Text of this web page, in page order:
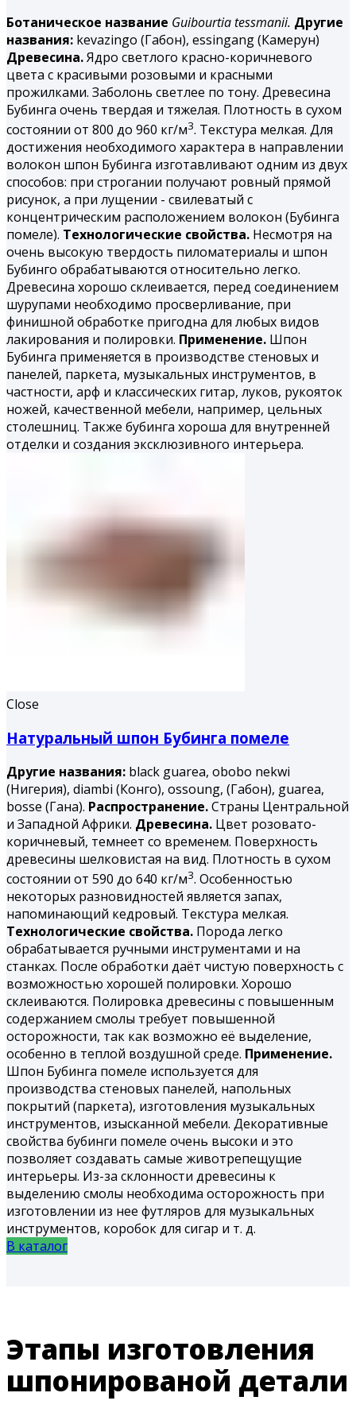
Ботаническое название Guibourtia tessmanii. Другие
названия: kevazingo (Габон), essingang (Камерун)
Древесина.Ядро светлого красно-коричневого
цвета с красивыми розовыми и красными
прожилками. Заболонь светлее по тону. Древесина
Бубинга очень твердая и тяжелая. Плотность в сухом
состоянии от 800 до 960 кг/м3. Текстура мелкая. Для
достижения необходимого характера в направлении
волокон шпон Бубинга изготавливают одним из двух
способов: при строгании получают ровный прямой
рисунок, а при лущении - свилеватый с
концентрическим расположением волокон (Бубинга
помеле). Технологические свойства. Несмотря на
очень высокую твердость пиломатериалы и шпон
Бубинго обрабатываются относительно легко.
Древесина хорошо склеивается, перед соединением
шурупами необходимо просверливание, при
финишной обработке пригодна для любых видов
лакирования и полировки. Применение. Шпон
Бубинга применяется в производстве стеновых и
панелей, паркета, музыкальных инструментов, в
частности, арф и классических гитар, луков, рукояток
ножей, качественной мебели, например, цельных
столешниц. Также бубинга хороша для внутренней
отделки и создания эксклюзивного интерьера.
Close
Натуральный шпон Бубинга помеле
Другие названия: black guarea, obobo nekwi
(Нигерия), diambi (Конго), ossoung, (Габон), guarea,
bosse (Гана). Распространение.Страны Центральной
и Западной Африки. Древесина. Цвет розовато-
коричневый, темнеет со временем. Поверхность
древесины шелковистая на вид. Плотность в сухом
состоянии от 590 до 640 кг/м3. Особенностью
некоторых разновидностей является запах,
напоминающий кедровый. Текстура мелкая.
Технологические свойства. Порода легко
обрабатывается ручными инструментами и на
станках. После обработки даёт чистую поверхность с
возможностью хорошей полировки. Хорошо
склеиваются. Полировка древесины с повышенным
содержанием смолы требует повышенной
осторожности, так как возможно её выделение,
особенно в теплой воздушной среде. Применение.
Шпон Бубинга помеле используется для
производства стеновых панелей, напольных
покрытий (паркета), изготовления музыкальных
инструментов, изысканной мебели. Декоративные
свойства бубинги помеле очень высоки и это
позволяет создавать самые животрепещущие
интерьеры. Из-за склонности древесины к
выделению смолы необходима осторожность при
изготовлении из нее футляров для музыкальных
инструментов, коробок для сигар и т. д.
В каталог
Этапы изготовления
шпонированой детали